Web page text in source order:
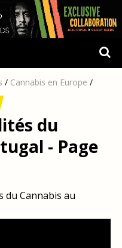
/ Cannabis en Europe /
du
- Page
du Cannabis au